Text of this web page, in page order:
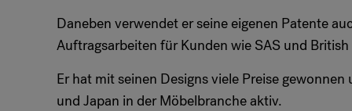
Daneben verwendet er seine eigenen Patente
Auftragsarbeiten für Kunden wie SAS und
Er hat mit seinen Designs viele Preise
und Japan in der Möbelbranche aktiv.